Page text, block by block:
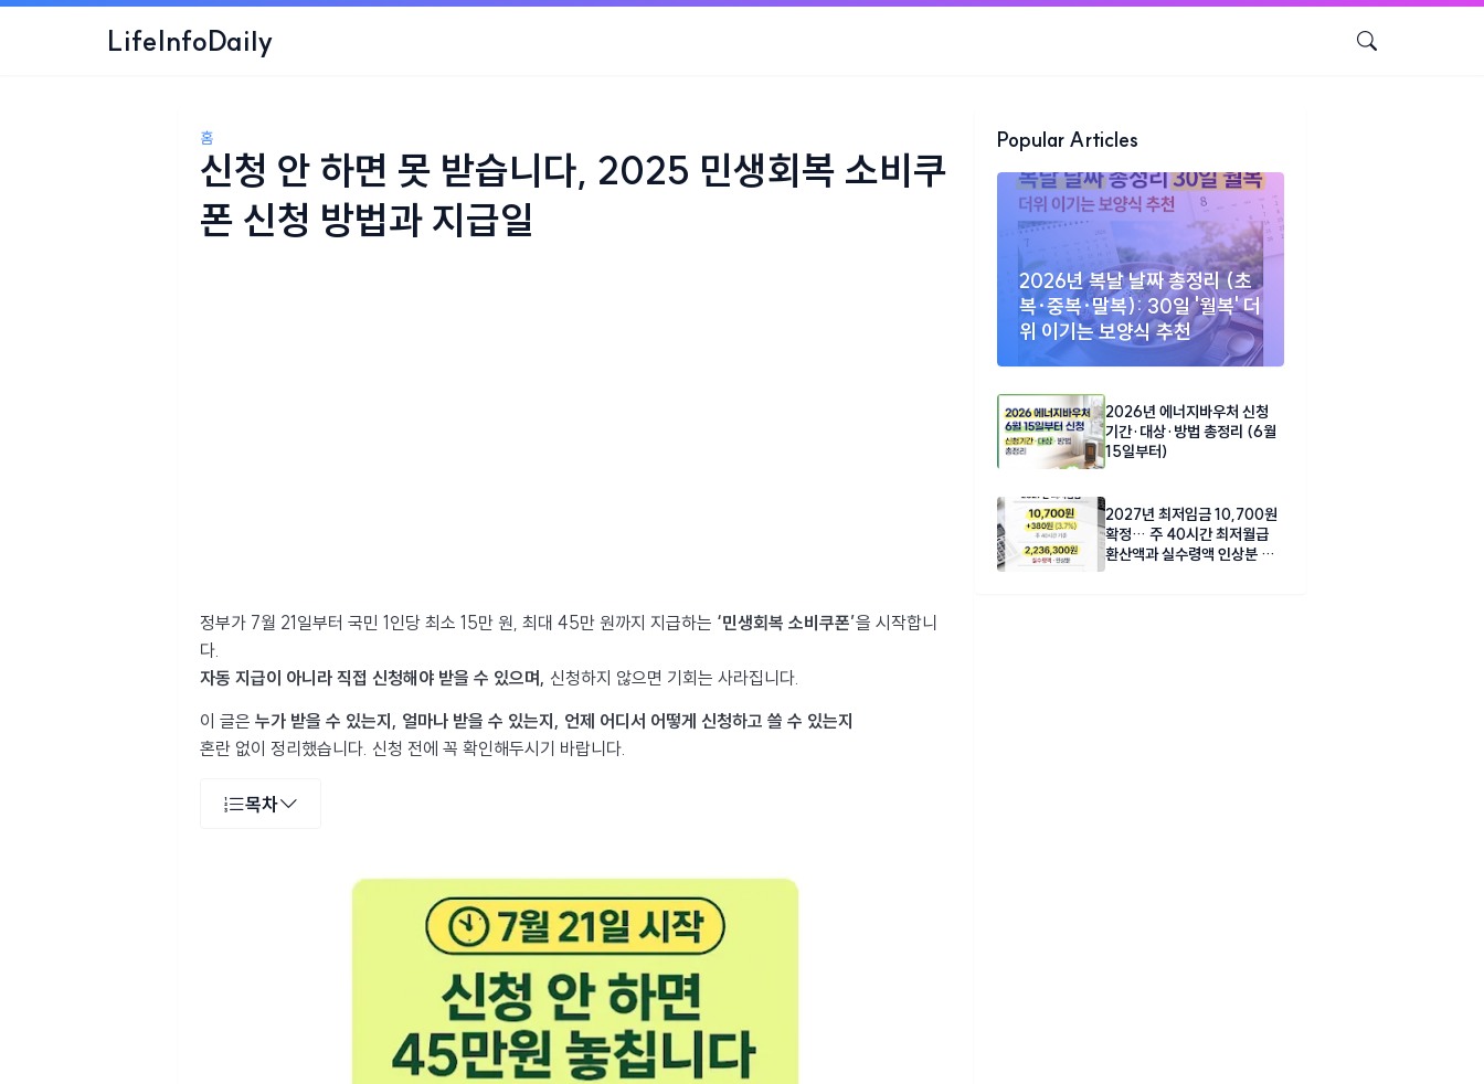
LifeInfoDaily
홈
신청 안 하면 못 받습니다, 2025 민생회복 소비쿠
폰 신청 방법과 지급일
정부가 7월 21일부터 국민 1인당 최소 15만 원, 최대 45만 원까지 지급하는 ‘민생회복 소비쿠폰’을 시작합니
다.
자동 지급이 아니라 직접 신청해야 받을 수 있으며, 신청하지 않으면 기회는 사라집니다.
이 글은 누가 받을 수 있는지, 얼마나 받을 수 있는지, 언제 어디서 어떻게 신청하고 쓸 수 있는지
혼란 없이 정리했습니다. 신청 전에 꼭 확인해두시기 바랍니다.
목차
Popular Articles
2026년 복날 날짜 총정리 (초
복·중복·말복): 30일 '월복' 더
위 이기는 보양식 추천
2026년 에너지바우처 신청
기간·대상·방법 총정리 (6월
15일부터)
2027년 최저임금 10,700원
확정… 주 40시간 최저월급
환산액과 실수령액 인상분 총